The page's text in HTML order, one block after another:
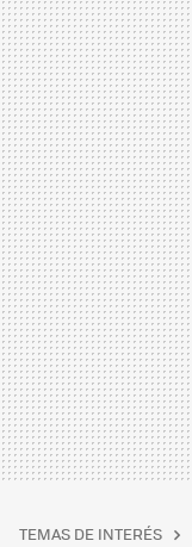
TEMAS DE INTERÉS